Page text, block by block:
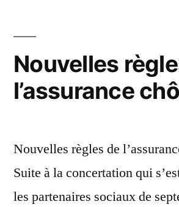
Nouvelles
l’assurance
Nouvelles règles de
Suite à la concertation qui
les partenaires sociaux de